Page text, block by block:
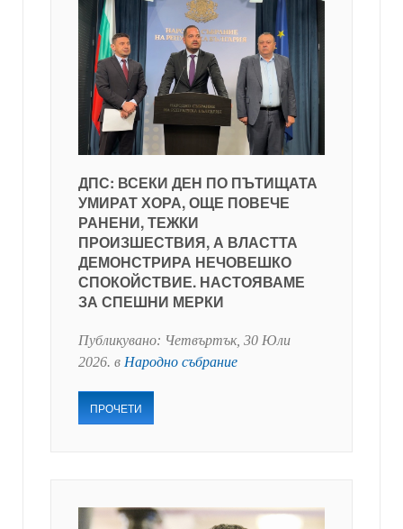
ДПС: ВСЕКИ ДЕН ПО ПЪТИЩАТА
УМИРАТ ХОРА, ОЩЕ ПОВЕЧЕ
РАНЕНИ, ТЕЖКИ
ПРОИЗШЕСТВИЯ, А ВЛАСТТА
ДЕМОНСТРИРА НЕЧОВЕШКО
СПОКОЙСТВИЕ. НАСТОЯВАМЕ
ЗА СПЕШНИ МЕРКИ
Публикувано: Четвъртък, 30 Юли
2026. в Народно събрание
ПРОЧЕТИ